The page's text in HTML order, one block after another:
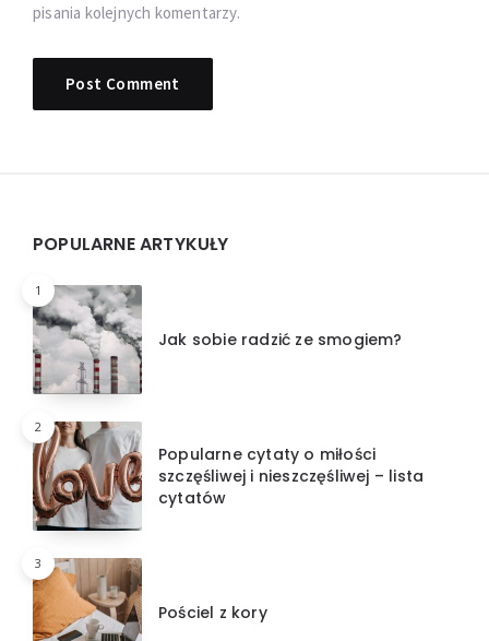
pisania kolejnych komentarzy.
Widgets
POPULARNE ARTYKUŁY
1
Jak sobie radzić ze smogiem?
2
Popularne cytaty o miłości
szczęśliwej i nieszczęśliwej – lista
cytatów
3
Pościel z kory